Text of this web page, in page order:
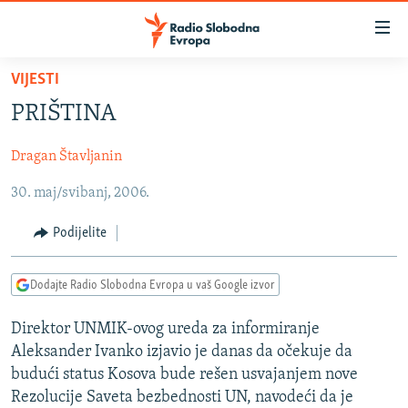
Pređite
glavni
Pređite
na
navigaciju
Pređite
na
pretragu
VIJESTI
SRBIJA
KOSOVO
CRNA GORA
VIZUELNO
VIDEO
FOTOGALERIJE
INFOGRAFIKE
PODCASTI
RAT U UKRAJINI
KINA NA BALKANU
RSE PRIČE IZ SVIJETA
VIJESTI
PRIŠTINA
Dragan Štavljanin
30. maj/svibanj, 2006.
Podijelite
Dodajte Radio Slobodna Evropa u vaš Google izvor
Direktor UNMIK-ovog ureda za informiranje
Aleksander Ivanko izjavio je danas da očekuje da
budući status Kosova bude rešen usvajanjem nove
Rezolucije Saveta bezbednosti UN, navodeći da je